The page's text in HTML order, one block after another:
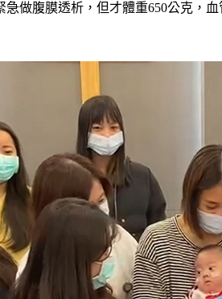
做腹膜透析，但才體重650公克，